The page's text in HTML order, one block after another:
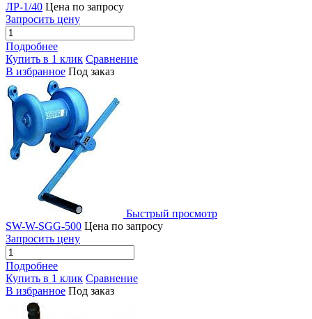
ЛР-1/40 Цена по запросу
Запросить цену
Подробнее
Купить в 1 клик Сравнение
В избранное Под заказ
Быстрый просмотр
SW-W-SGG-500 Цена по запросу
Запросить цену
Подробнее
Купить в 1 клик Сравнение
В избранное Под заказ